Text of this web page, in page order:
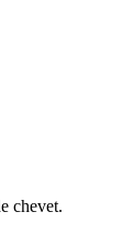
chevet.